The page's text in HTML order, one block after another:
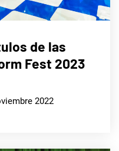
de las
Fest 2023
2022